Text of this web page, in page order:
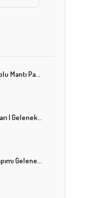
Süper Ekonomik Toplu Mantı Paketi (5 Kg)
Bodrum Mantı Fiyatları | Geleneksel Türk Mantısı Online Sipariş
Bodrum Mantı | El Yapımı Geleneksel Mantı Lezzeti